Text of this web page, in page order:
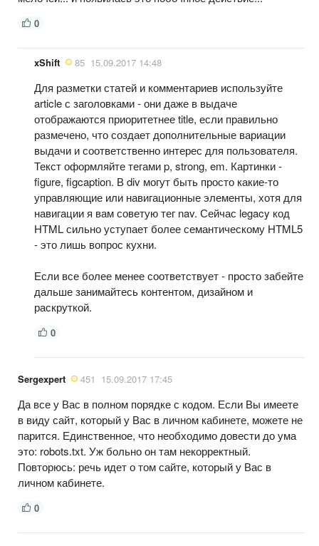
0
xShift 85 15.09.2017 14:48
Для разметки статей и комментариев используйте
article с заголовками - они даже в выдаче
отображаются приоритетнее title, если правильно
размечено, что создает дополнительные вариации
выдачи и соответственно интерес для пользователя.
Текст оформляйте тегами p, strong, em. Картинки -
figure, figcaption. В div могут быть просто какие-то
управляющие или навигационные элементы, хотя для
навигации я вам советую тег nav. Сейчас legacy код
HTML сильно уступает более семантическому HTML5
- это лишь вопрос кухни.
Если все более менее соответствует - просто забейте
дальше занимайтесь контентом, дизайном и
раскруткой.
0
Sergexpert 451 15.09.2017 17:45
Да все у Вас в полном порядке с кодом. Если Вы имеете
в виду сайт, который у Вас в личном кабинете, можете не
парится. Единственное, что необходимо довести до ума
это: robots.txt. Уж больно он там некорректный.
Повторюсь: речь идет о том сайте, который у Вас в
личном кабинете.
0